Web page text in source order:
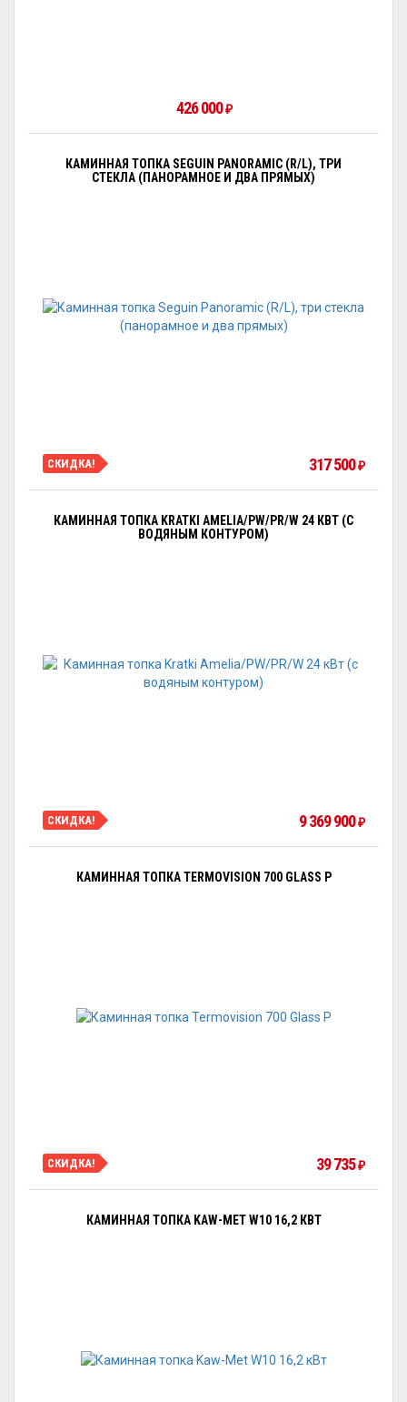
426 000₽
КАМИННАЯ ТОПКА SEGUIN PANORAMIC (R/L), ТРИ
СТЕКЛА (ПАНОРАМНОЕ И ДВА ПРЯМЫХ)
СКИДКА! 317 500₽
КАМИННАЯ ТОПКА KRATKI AMELIA/PW/PR/W 24 КВТ (С
ВОДЯНЫМ КОНТУРОМ)
СКИДКА! 9 369 900₽
КАМИННАЯ ТОПКА TERMOVISION 700 GLASS P
СКИДКА! 39 735₽
КАМИННАЯ ТОПКА KAW-MET W10 16,2 КВТ